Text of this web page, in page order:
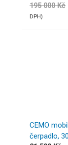
195 000Kč
DPH)
CEMO
čerpadlo,